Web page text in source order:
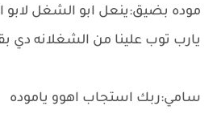
موده بضيق:ينعل ابو الشغل لابو
يارب توب علينا من الشغلانه دي
سامي:ربك استجاب اهوو ياموده